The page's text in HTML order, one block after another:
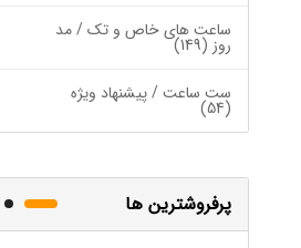
ساعت های خاص و تک / مد
روز (149)
ست ساعت / پیشنهاد ویژه
(54)
پرفروشترین ها